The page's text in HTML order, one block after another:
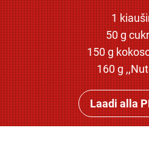
1
50 g
150 g
160 g
Laadi alla